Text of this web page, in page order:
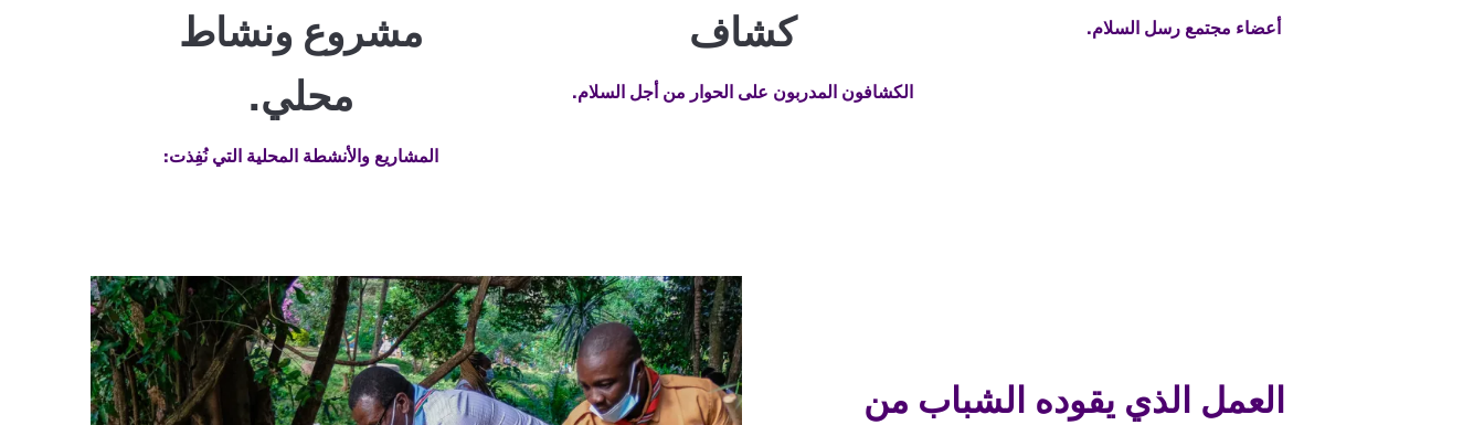
أعضاء مجتمع رسل السلام.
كشاف
الكشافون المدربون على الحوار من أجل السلام.
مشروع ونشاط
محلي.
المشاريع والأنشطة المحلية التي نُفِذت:
العمل الذي يقوده الشباب من